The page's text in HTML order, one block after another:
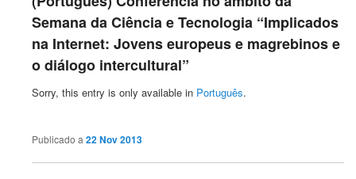
Semana da Ciência e Tecnologia “Implicados
na Internet: Jovens europeus e magrebinos e
o diálogo intercultural”
Sorry, this entry is only available in Português.
Publicado a22 Nov 2013